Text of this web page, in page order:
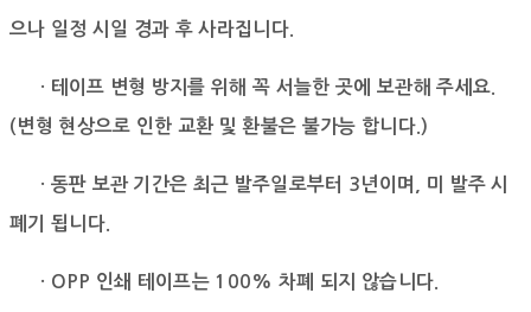
으나 일정 시일 경과 후 사라집니다.
· 테이프 변형 방지를 위해 꼭 서늘한 곳에 보관해 주세요.
(변형 현상으로 인한 교환 및 환불은 불가능 합니다.)
· 동판 보관 기간은 최근 발주일로부터 3년이며, 미 발주 시
폐기 됩니다.
· OPP 인쇄 테이프는 100% 차폐 되지 않습니다.